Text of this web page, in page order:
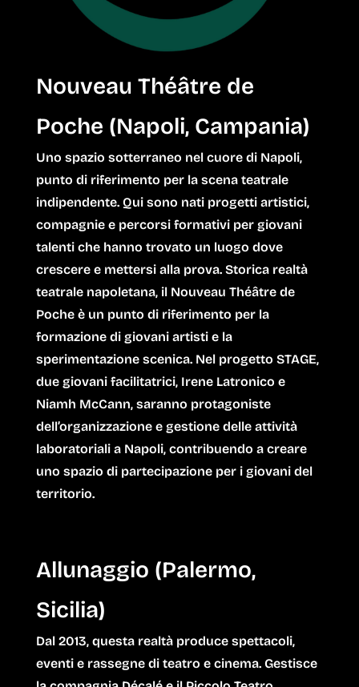
Nouveau Théâtre de
Poche (Napoli, Campania)
Uno spazio sotterraneo nel cuore di Napoli,
punto di riferimento per la scena teatrale
indipendente. Qui sono nati progetti artistici,
compagnie e percorsi formativi per giovani
talenti che hanno trovato un luogo dove
crescere e mettersi alla prova. Storica realtà
teatrale napoletana, il Nouveau Théâtre de
Pocheè un punto di riferimento per la
formazione di giovani artisti e la
sperimentazione scenica. Nel progetto STAGE,
due giovani facilitatrici, Irene Latronico e
Niamh McCann, saranno protagoniste
dell’organizzazione e gestione delle attività
laboratoriali a Napoli, contribuendo a creare
uno spazio di partecipazione per i giovani del
territorio.
Allunaggio (Palermo,
Sicilia)
Dal 2013, questa realtà produce spettacoli,
eventi e rassegne di teatro e cinema. Gestisce